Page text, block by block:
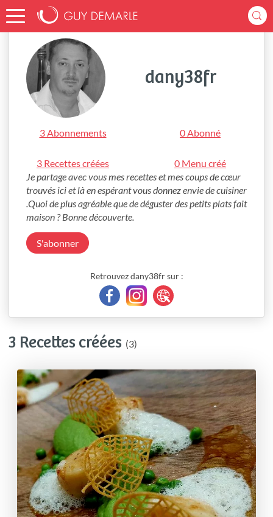
Accueil dany38fr
dany38fr
3 Abonnements 0 Abonné
3 Recettes créées
0 Menu créé
Je partage avec vous mes recettes et mes coups de cœur
trouvés ici et là en espérant vous donnez envie de cuisiner
.Quoi de plus agréable que de déguster des petits plats fait
maison ? Bonne découverte.
S'abonner
Retrouvez dany38fr sur :
3 Recettes créées (3)